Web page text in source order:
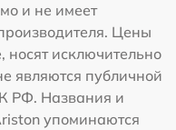
и не имеет
Цены
носят исключительно
являются публичной
РФ. Названия и
упоминаются